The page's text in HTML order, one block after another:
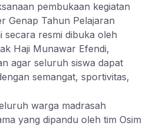
pembukaan kegiatan
Genap Tahun Pelajaran
secara resmi dibuka oleh
Haji Munawar Efendi,
agar seluruh siswa dapat
semangat, sportivitas,
warga madrasah
yang dipandu oleh tim Osim